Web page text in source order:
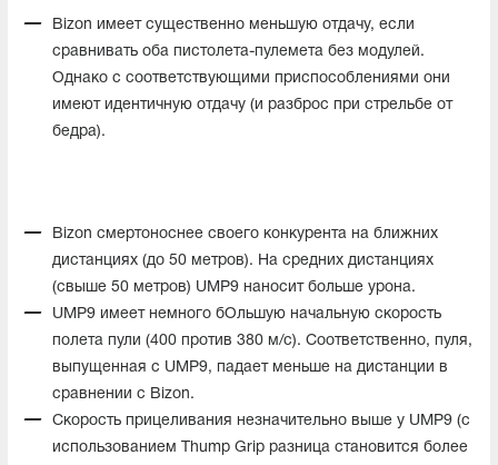
Bizon имеет существенно меньшую отдачу, если
сравнивать оба пистолета-пулемета без модулей.
Однако с соответствующими приспособлениями они
имеют идентичную отдачу (и разброс при стрельбе от
бедра).
Bizon смертоноснее своего конкурента на ближних
дистанциях (до 50 метров). На средних дистанциях
(свыше 50 метров) UMP9 наносит больше урона.
UMP9 имеет немного бОльшую начальную скорость
полета пули (400 против 380 м/с). Соответственно, пуля,
выпущенная с UMP9, падает меньше на дистанции в
сравнении с Bizon.
Скорость прицеливания незначительно выше у UMP9 (с
использованием Thump Grip разница становится более